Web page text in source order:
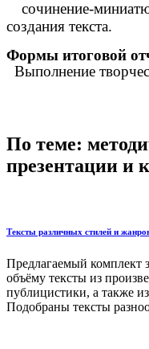
сочинение-
создания текста.
Формы итоговой
Выполнение
По теме:
презентации и
Тексты различных стилей и
Предлагаемый комплект
объёму тексты из
публицистики, а также
Подобраны тексты